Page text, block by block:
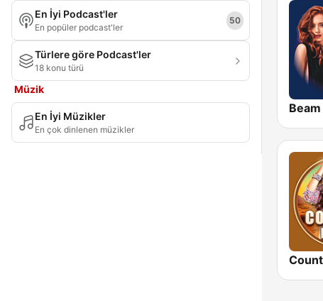
Bursa ili
Çanakkale
Çorum
Denizli
Diyarbakır
Düzce
En İyi Podcast'ler
En popüler podcast'ler
50
Türlere göre Podcast'ler
18 konu türü
Müzik
En İyi Müzikler
En çok dinlenen müzikler
Beam